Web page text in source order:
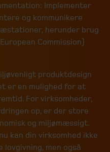
Implementer
og kommunikere
herunder brug
Commission)
produktdesign
er en mulighed for at
For virksomheder,
op, er der store
og miljømæssigt.
kan din virksomhed ikke
lovgivning, men også